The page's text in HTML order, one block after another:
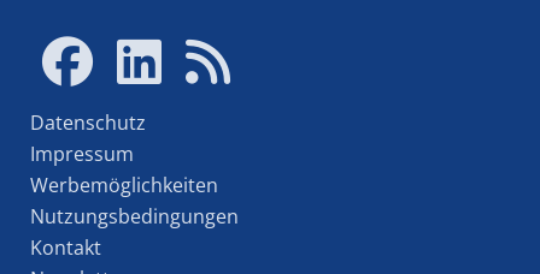
Datenschutz
Impressum
Werbemöglichkeiten
Nutzungsbedingungen
Kontakt